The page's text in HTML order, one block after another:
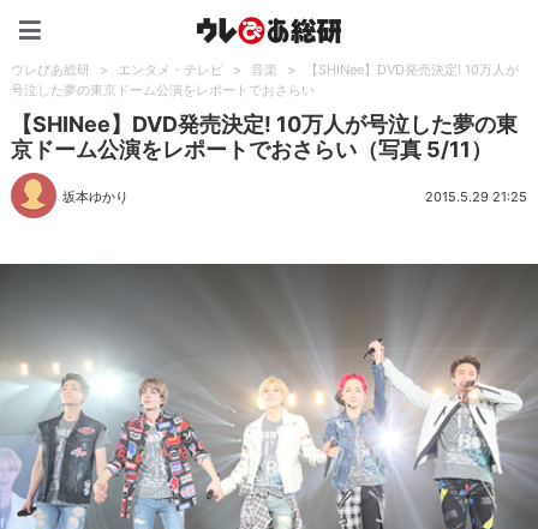
ウレぴあ総研 > エンタメ・テレビ > 音楽 >
【SHINee】DVD発売決定! 10万人が
号泣した夢の東京ドーム公演をレポートでおさらい
【SHINee】DVD発売決定! 10万人が号泣した夢の東
京ドーム公演をレポートでおさらい（写真 5/11）
坂本ゆかり 2015.5.29 21:25